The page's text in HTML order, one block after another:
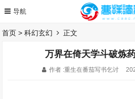
首页 >科幻玄幻 正文
万界在倚天学斗破炼
作者 :重生在番茄写书乞讨